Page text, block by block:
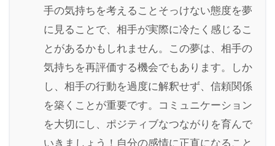
手の気持ちを考えることそっけない態度を夢
に見ることで、相手が実際に冷たく感じるこ
とがあるかもしれません。この夢は、相手の
気持ちを再評価する機会でもあります。しか
し、相手の行動を過度に解釈せず、信頼関係
を築くことが重要です。コミュニケーション
を大切にし、ポジティブなつながりを育んで
いきましょう！自分の感情に正直になること